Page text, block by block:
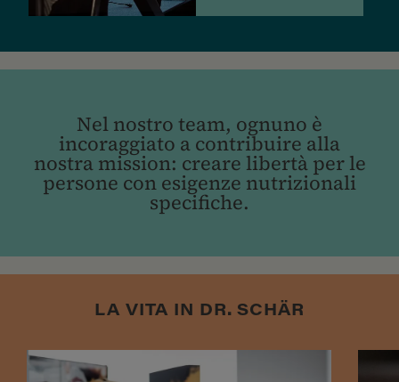
Nel nostro team, ognuno è
incoraggiato a contribuire alla
nostra mission: creare libertà per le
persone con esigenze nutrizionali
specifiche.
LA VITA IN DR. SCHÄR